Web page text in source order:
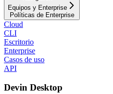
Equipos y Enterprise
Políticas de Enterprise
Cloud
CLI
Escritorio
Enterprise
Casos de uso
API
Devin Desktop